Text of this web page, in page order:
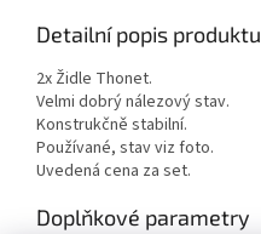
Detailní popis produktu
2x Židle Thonet.
Velmi dobrý nálezový stav.
Konstrukčně stabilní.
Používané, stav viz foto.
Uvedená cena za set.
Doplňkové parametry